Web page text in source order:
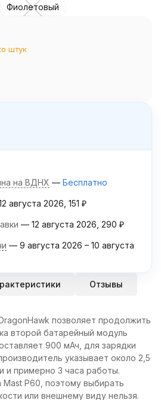
Фиолетовый
штук
на ВДНХ Бесплатно
августа 2026 151 ₽
12 августа 2026 290 ₽
9 августа 2026 – 10 августа
Отзывы
позволяет продолжить
второй батарейный модуль
900 мАч, для зарядки
указывает около 2,5
и примерно 3 часа работы.
Mast P60, поэтому выбирать
или внешнему виду нельзя.